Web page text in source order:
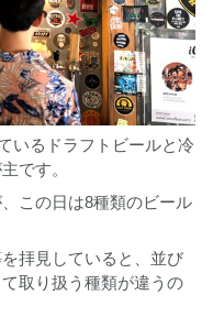
いるドラフトビールと冷
です。
この日は8種類のビール
拝見していると、並び
取り扱う種類が違うの